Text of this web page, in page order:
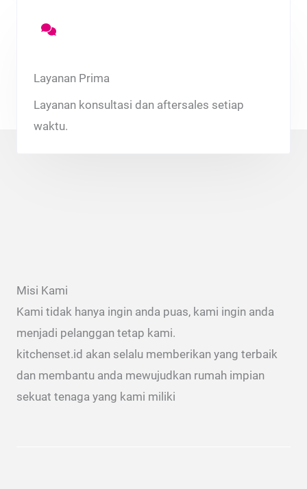
Layanan Prima
Layanan konsultasi dan aftersales setiap
waktu.
Misi Kami
Kami tidak hanya ingin anda puas, kami ingin anda
menjadi pelanggan tetap kami.
kitchenset.id akan selalu memberikan yang terbaik
dan membantu anda mewujudkan rumah impian
sekuat tenaga yang kami miliki